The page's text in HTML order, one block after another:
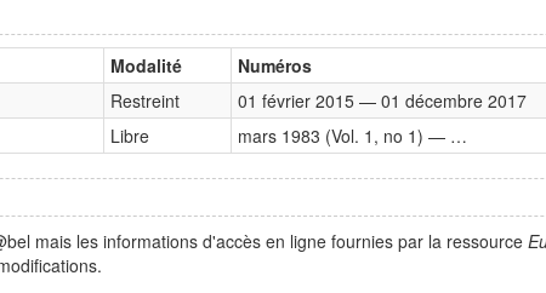
Modalité Numéros
Restreint
01 février 2015 — 01 décembre 2017
Libre mars 1983 (Vol. 1, no 1) — …
mais les informations d'accès en ligne fournies par la ressource